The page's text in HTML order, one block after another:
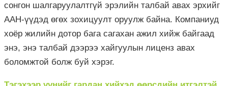
сонгон шалгаруулалтгүй эрэлийн талбай авах эрхийг
ААН-үүдэд өгөх зохицуулт оруулж байна. Компаниуд
хоёр жилийн дотор бага сагахан ажил хийж байгаад
энэ, энэ талбай дээрээ хайгуулын лиценз авах
боломжтой болж буй хэрэг.